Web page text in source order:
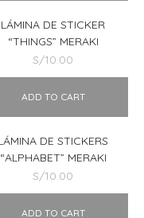
LÁMINA DE STICKER
“THINGS” MERAKI
S/10.00
ADD TO CART
DE STICKERS
“ALPHABET” MERAKI
S/10.00
ADD TO CART